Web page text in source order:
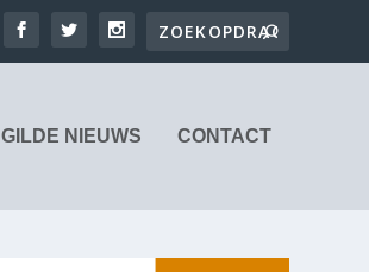
GILDE NIEUWS CONTACT